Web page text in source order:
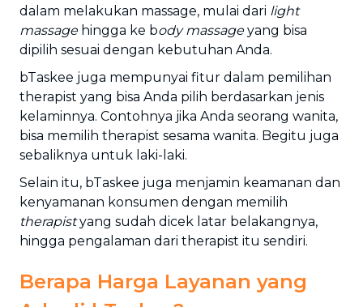
dalam melakukan massage, mulai dari light
massagehingga ke body massageyang bisa
dipilih sesuai dengan kebutuhan Anda.
bTaskee juga mempunyai fitur dalam pemilihan
therapist yang bisa Anda pilih berdasarkan jenis
kelaminnya. Contohnya jika Anda seorang wanita,
bisa memilih therapist sesama wanita. Begitu juga
sebaliknya untuk laki-laki.
Selain itu, bTaskee juga menjamin keamanan dan
kenyamanan konsumen dengan memilih
therapistyang sudah dicek latar belakangnya,
hingga pengalaman dari therapist itu sendiri.
Berapa Harga Layanan yang